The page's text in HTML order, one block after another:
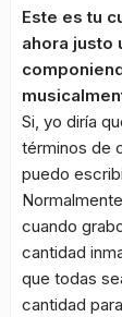
Este es tu
ahora justo
Si, yo diría
términos de
puedo
cuando
cantidad
que todas
cantidad